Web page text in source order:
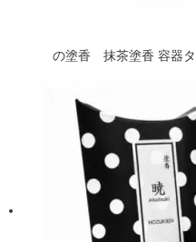
の塗香 抹茶塗香 容器